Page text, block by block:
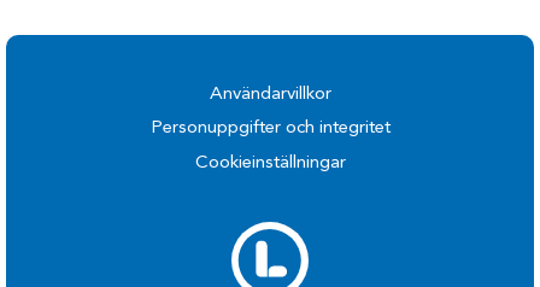
Användarvillkor
Personuppgifter och integritet
Cookieinställningar